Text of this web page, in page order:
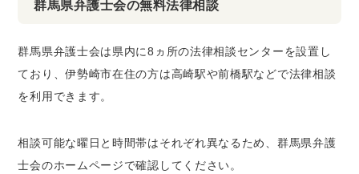
群馬県弁護士会の無料法律相談
群馬県弁護士会は県内に8ヵ所の法律相談センターを設置し
ており、伊勢崎市在住の方は高崎駅や前橋駅などで法律相談
を利用できます。
相談可能な曜日と時間帯はそれぞれ異なるため、群馬県弁護
士会のホームページで確認してください。